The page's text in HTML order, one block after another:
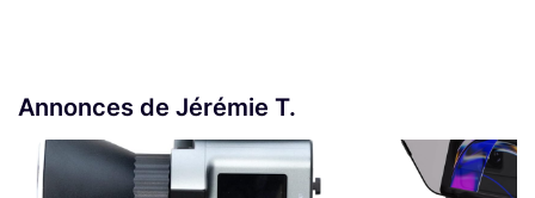
Annonces de Jérémie T.